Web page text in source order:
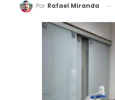
Por Rafael Miranda